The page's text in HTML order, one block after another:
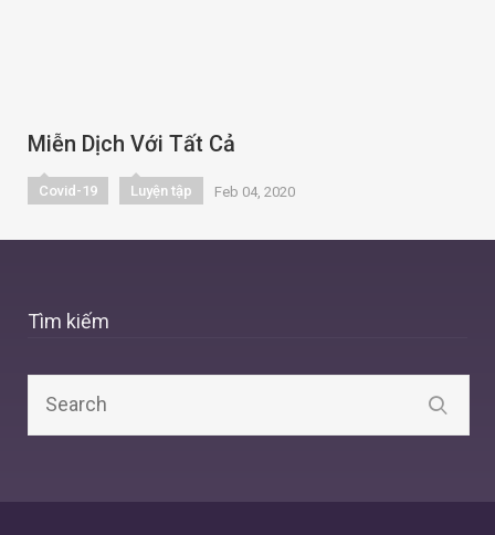
Miễn Dịch Với Tất Cả
Covid-19 Luyện tập Feb 04, 2020
Tìm kiếm